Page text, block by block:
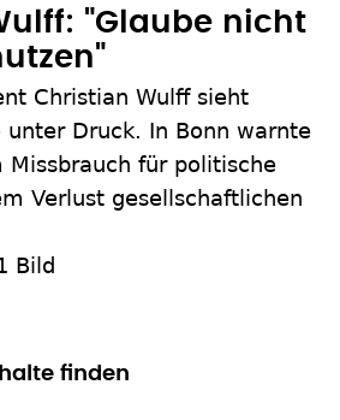
"Glaube nicht
Christian Wulff sieht
unter Druck. In Bonn warnte
Missbrauch für politische
Verlust gesellschaftlichen
Bild
finden